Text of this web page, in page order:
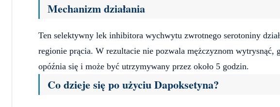
Mechanizm działania
Ten selektywny lek inhibitora wychwytu zwrotnego serotoniny
regionie prącia. W rezultacie nie pozwala mężczyznom
opóźnia się i może być utrzymywany przez około 5 godzin.
Co dzieje się po użyciu Dapoksetyna?